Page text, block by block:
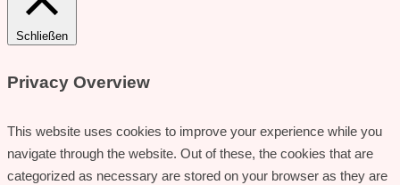
Schließen
Privacy Overview
This website uses cookies to improve your experience while you
navigate through the website. Out of these, the cookies that are
categorized as necessary are stored on your browser as they are